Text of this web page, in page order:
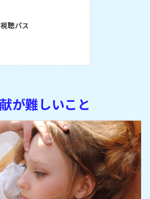
聴パス
が難しいこと